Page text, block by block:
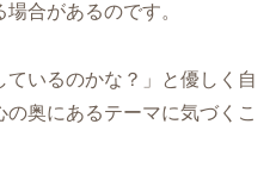
合があるのです。
ているのかな？」と優しく自
奥にあるテーマに気づくこ